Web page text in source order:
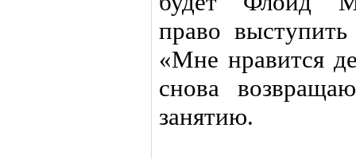
право
«Мне нравится
снова
занятию.